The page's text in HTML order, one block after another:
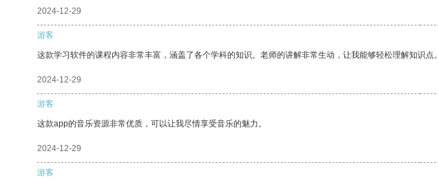
2024-12-29
游客
这款学习软件的课程内容非常丰富，涵盖了各个学科的知识。老师的讲解非常生动，让我能够轻松理解知识点。
2024-12-29
游客
这款app的音乐资源非常优质，可以让我尽情享受音乐的魅力。
2024-12-29
游客